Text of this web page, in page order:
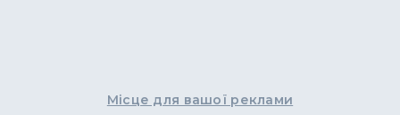
Місце для вашої реклами